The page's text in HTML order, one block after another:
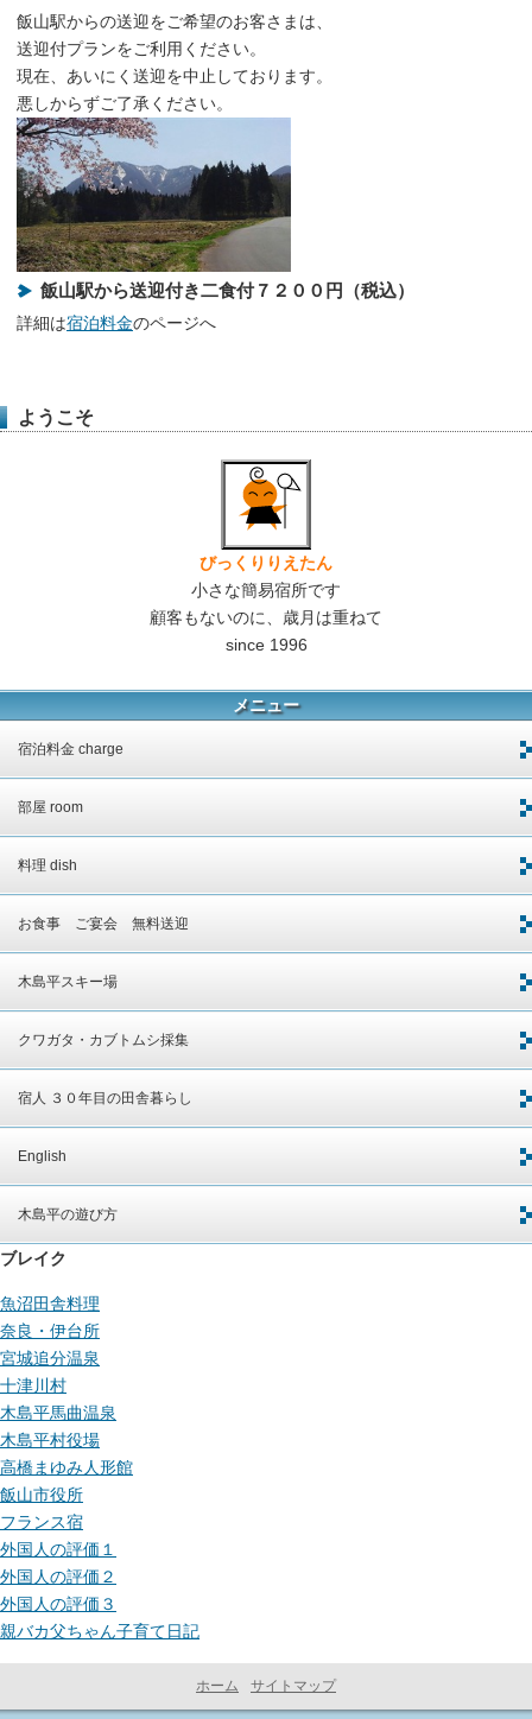
飯山駅からの送迎をご希望のお客さまは、
送迎付プランをご利用ください。
現在、あいにく送迎を中止しております。
悪しからずご了承ください。
飯山駅から送迎付き二食付７２００円（税込）
詳細は宿泊料金のページへ
ようこそ
びっくりりえたん
小さな簡易宿所です
顧客もないのに、歳月は重ねて
since 1996
メニュー
宿泊料金 charge
部屋 room
料理 dish
お食事 ご宴会 無料送迎
木島平スキー場
クワガタ・カブトムシ採集
宿人 ３０年目の田舎暮らし
English
木島平の遊び方
ブレイク
魚沼田舎料理
奈良・伊台所
宮城追分温泉
十津川村
木島平馬曲温泉
木島平村役場
高橋まゆみ人形館
飯山市役所
フランス宿
外国人の評価１
外国人の評価２
外国人の評価３
親バカ父ちゃん子育て日記
ホーム サイトマップ